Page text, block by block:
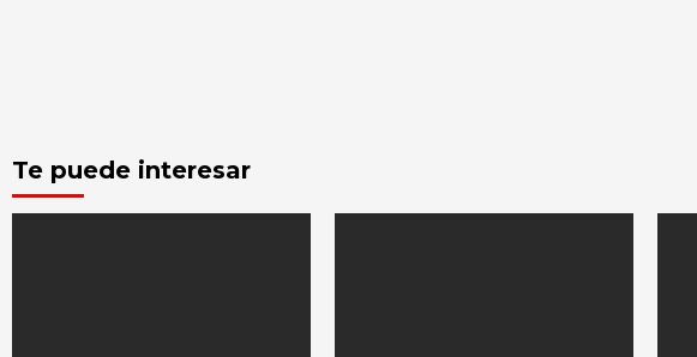
Te puede interesar